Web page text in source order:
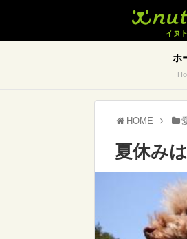
ホ
HOME
夏休み